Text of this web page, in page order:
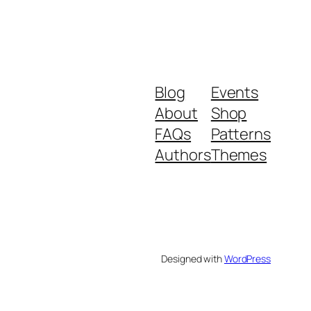
Blog
About
FAQs
Authors
Events
Shop
Patterns
Themes
Designed withWordPress